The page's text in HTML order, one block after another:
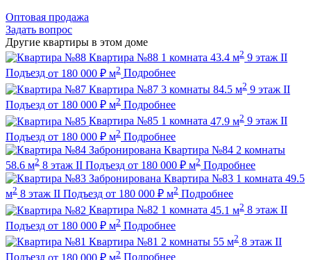
Оптовая продажа
Задать вопрос
Другие квартиры в этом доме
Квартира №88 1 комната 43.4 м2 9 этаж II
Подъезд от 180 000 ₽ м2 Подробнее
Квартира №87 3 комнаты 84.5 м2 9 этаж II
Подъезд от 180 000 ₽ м2 Подробнее
Квартира №85 1 комната 47.9 м2 9 этаж II
Подъезд от 180 000 ₽ м2 Подробнее
Забронирована Квартира №84 2 комнаты
58.6 м2 8 этаж II Подъезд от 180 000 ₽ м2 Подробнее
Забронирована Квартира №83 1 комната 49.5
м2 8 этаж II Подъезд от 180 000 ₽ м2 Подробнее
Квартира №82 1 комната 45.1 м2 8 этаж II
Подъезд от 180 000 ₽ м2 Подробнее
Квартира №81 2 комнаты 55 м2 8 этаж II
Подъезд от 180 000 ₽ м2 Подробнее